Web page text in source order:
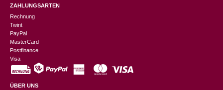
ZAHLUNGSARTEN
Rechnung
Twint
PayPal
MasterCard
Postfinance
Visa
ÜBER UNS